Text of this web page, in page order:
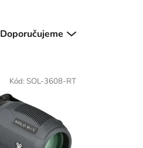
Doporučujeme
Kód: SOL-3608-RT